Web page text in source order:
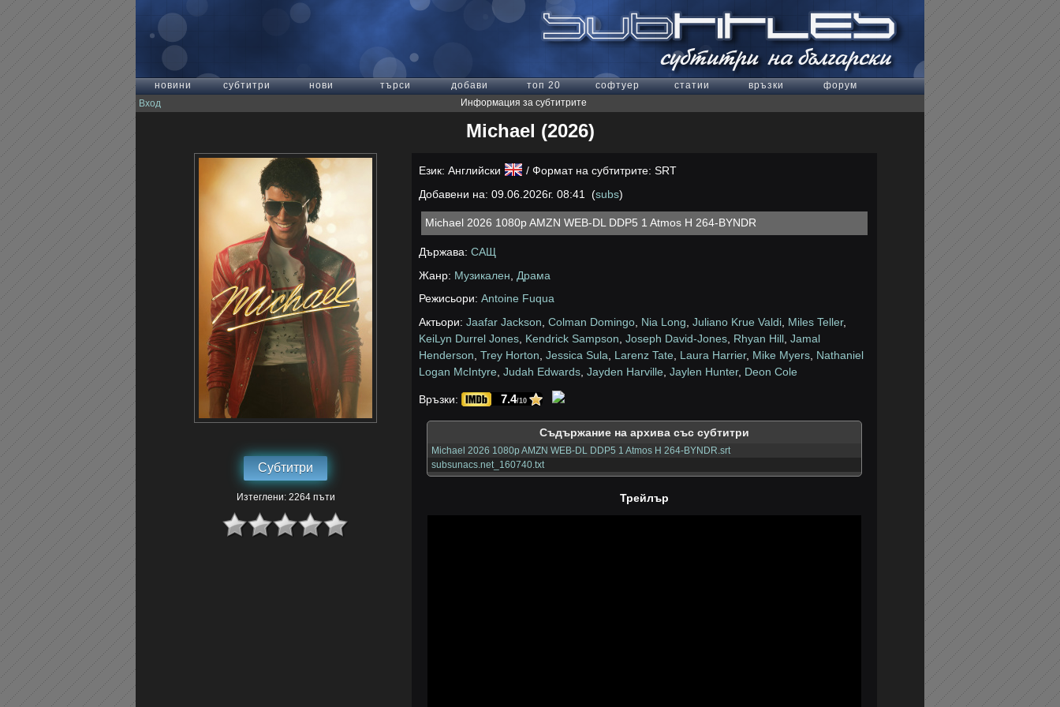
новини субтитри нови търси добави топ 20 софтуер статии връзки
форум
Вход
Информация за субтитрите
Michael (2026)
Субтитри
Изтеглени: 2264 пъти
Език: Английски
/ Формат на субтитрите: SRT
Добавени на: 09.06.2026г. 08:41 (subs)
Michael 2026 1080p AMZN WEB-DL DDP5 1 Atmos H 264-BYNDR
Държава:САЩ
Жанр: Музикален
Драма
Режисьори:Antoine Fuqua
Актьори:Jaafar Jackson ,Colman Domingo Nia Long ,Juliano Krue Valdi Miles Teller,
KeiLyn Durrel Jones Kendrick Sampson ,Joseph David-Jones Rhyan Hill ,Jamal
Henderson ,Trey Horton ,Jessica Sula Larenz Tate Laura Harrier, Mike Myers Nathaniel
Logan McIntyre ,Judah Edwards ,Jayden Harville ,Jaylen Hunter, Deon Cole
Връзки: 7.4/10
Съдържание на архива със субтитри
Michael 2026 1080p AMZN WEB-DL DDP5 1 Atmos H 264-BYNDR.srt
subsunacs.net_160740.txt
Трейлър